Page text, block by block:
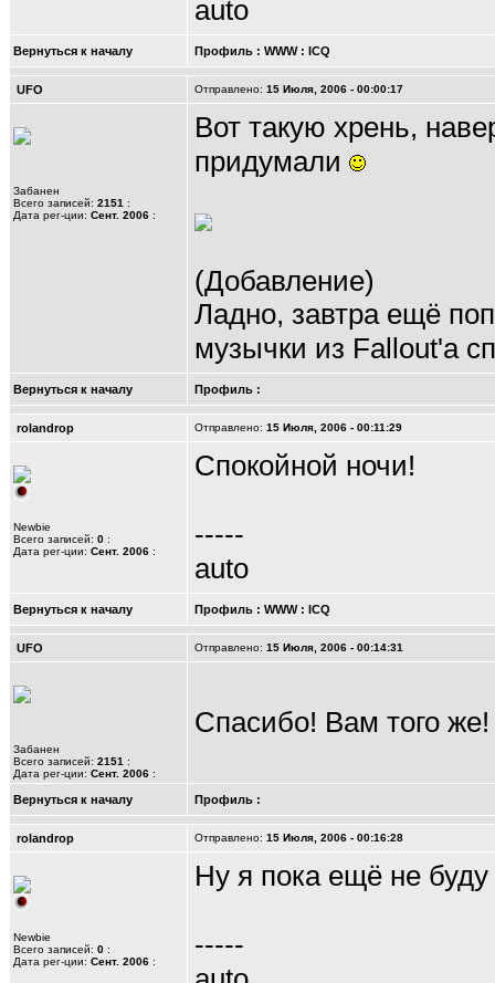
auto
Вернуться к началу Профиль : WWW: ICQ
UFO Отправлено: 15 Июля, 2006 - 00:00:17
Забанен
Всего записей: 2151 :
Дата рег-ции: Сент. 2006 :
Вот такую хрень,
придумали
(Добавление)
Ладно, завтра ещё
музычки из Fallout'a
Вернуться к началу Профиль :
rolandrop Отправлено: 15 Июля, 2006 - 00:11:29
Newbie
Всего записей: 0 :
Дата рег-ции: Сент. 2006 :
Спокойной ночи!
-----
auto
Вернуться к началу Профиль : WWW: ICQ
UFO Отправлено: 15 Июля, 2006 - 00:14:31
Забанен
Всего записей: 2151 :
Дата рег-ции: Сент. 2006 :
Спасибо! Вам того же!
Вернуться к началу Профиль :
rolandrop Отправлено: 15 Июля, 2006 - 00:16:28
Newbie
Всего записей: 0 :
Дата рег-ции: Сент. 2006 :
Ну я пока ещё не
-----